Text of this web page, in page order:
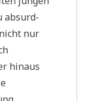
absurd-
nur
hinaus